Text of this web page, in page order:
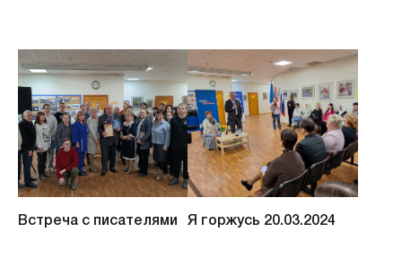
Встреча с писателями Я горжусь 20.03.2024